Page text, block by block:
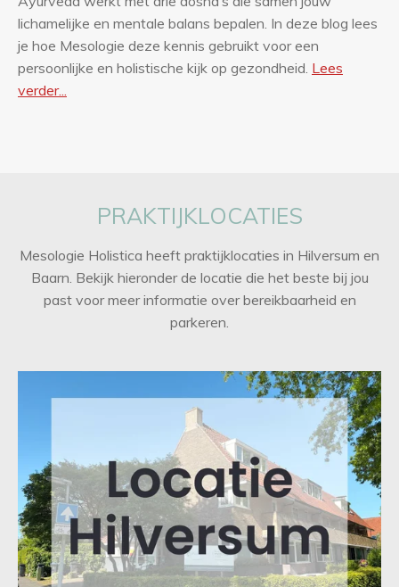
lichamelijke en mentale balans bepalen. In deze blog lees
je hoe Mesologie deze kennis gebruikt voor een
persoonlijke en holistische kijk op gezondheid. Lees
verder...
PRAKTIJKLOCATIES
Mesologie Holistica heeft praktijklocaties in Hilversum en
Baarn. Bekijk hieronder de locatie die het beste bij jou
past voor meer informatie over bereikbaarheid en
parkeren.